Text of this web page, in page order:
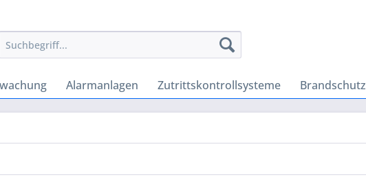
Alarmanlagen Zutrittskontrollsysteme Brandschutz